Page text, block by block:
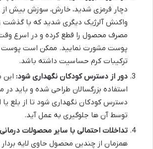
دچار قرمزی شدید، خارش، سوزش بیش از
واکنش آلرژیک دیگری شدید که با گذشت
مصرف محصول را قطع کرده و در اسرع
پوست مشورت نمایید. ممکن است پوست
ترکیبات کرم حساسیت داشته باشد.
دور از دسترس کودکان نگهداری شود: این
استفاده بزرگسالان طراحی شده و باید در
دسترس کودکان نگهداری شود تا از بلع
توسط آن ها جلوگیری به عمل آید.
تداخلات احتمالی با سایر محصولات
همزمان از چندین محصول حاوی لایه بردار